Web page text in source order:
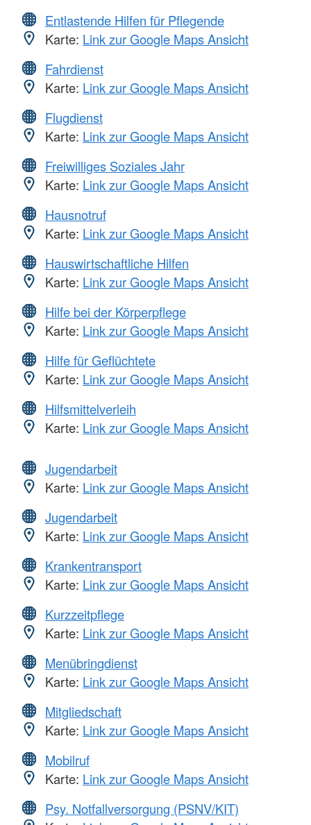
Entlastende Hilfen für Pflegende
Karte: Link zur Google Maps Ansicht
Fahrdienst
Karte: Link zur Google Maps Ansicht
Flugdienst
Karte: Link zur Google Maps Ansicht
Freiwilliges Soziales Jahr
Karte: Link zur Google Maps Ansicht
Hausnotruf
Karte: Link zur Google Maps Ansicht
Hauswirtschaftliche Hilfen
Karte: Link zur Google Maps Ansicht
Hilfe bei der Körperpflege
Karte: Link zur Google Maps Ansicht
Hilfe für Geflüchtete
Karte: Link zur Google Maps Ansicht
Hilfsmittelverleih
Karte: Link zur Google Maps Ansicht
Jugendarbeit
Karte: Link zur Google Maps Ansicht
Jugendarbeit
Karte: Link zur Google Maps Ansicht
Krankentransport
Karte: Link zur Google Maps Ansicht
Kurzzeitpflege
Karte: Link zur Google Maps Ansicht
Menübringdienst
Karte: Link zur Google Maps Ansicht
Mitgliedschaft
Karte: Link zur Google Maps Ansicht
Mobilruf
Karte: Link zur Google Maps Ansicht
Psy. Notfallversorgung (PSNV/KIT)